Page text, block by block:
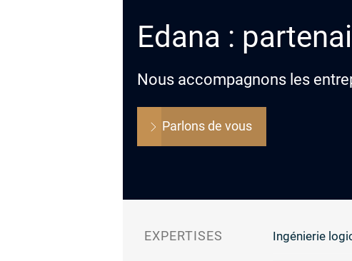
Edana :
Nous accompagnons les
Parlons de vous
EXPERTISES Ingénierie